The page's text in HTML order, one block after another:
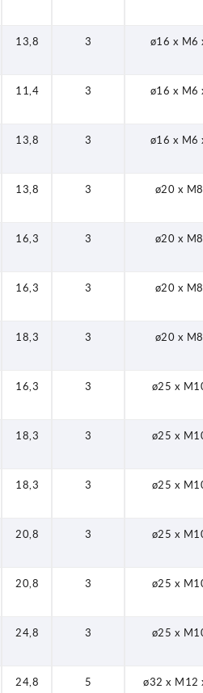
13,8 3 ø16 x M6
11,4 3 ø16 x M6
13,8 3 ø16 x M6
13,8 3 ø20 x
16,3 3 ø20 x
16,3 3 ø20 x
18,3 3 ø20 x
16,3 3 ø25 x
18,3 3 ø25 x
18,3 3 ø25 x
20,8 3 ø25 x
20,8 3 ø25 x
24,8 3 ø25 x
24,8 5 ø32 x M12